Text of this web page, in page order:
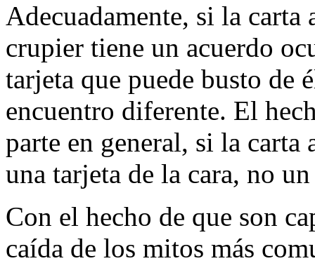
Adecuadamente, si la
crupier tiene un acuerdo
tarjeta que puede busto de
encuentro diferente. El
parte en general, si la
una tarjeta de la cara, no
Con el hecho de que son
caída de los mitos más